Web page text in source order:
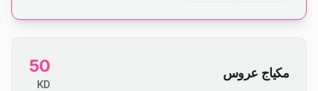
مكياج عروس 50
KD